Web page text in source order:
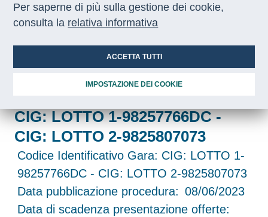
assicurative Vita e Rimborso
spese mediche per ANPAL
CIG: LOTTO 1-98257766DC -
CIG: LOTTO 2-9825807073
Codice Identificativo Gara: CIG: LOTTO 1-
98257766DC - CIG: LOTTO 2-9825807073
Data pubblicazione procedura: 08/06/2023
Data di scadenza presentazione offerte:
Per saperne di più sulla gestione dei cookie,
consulta la relativa informativa
ACCETTA TUTTI
IMPOSTAZIONE DEI COOKIE